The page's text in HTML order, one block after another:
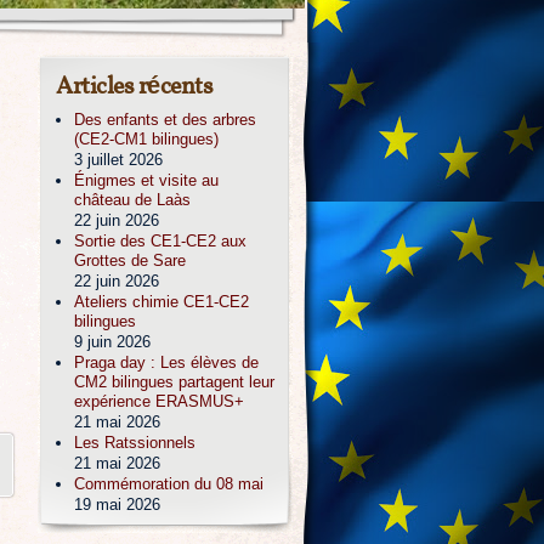
Articles récents
Des enfants et des arbres
(CE2-CM1 bilingues)
3 juillet 2026
Énigmes et visite au
château de Laàs
22 juin 2026
Sortie des CE1-CE2 aux
Grottes de Sare
22 juin 2026
Ateliers chimie CE1-CE2
bilingues
9 juin 2026
Praga day : Les élèves de
CM2 bilingues partagent leur
expérience ERASMUS+
21 mai 2026
Les Ratssionnels
21 mai 2026
Commémoration du 08 mai
19 mai 2026